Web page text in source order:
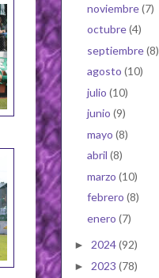
noviembre(7)
octubre(4)
septiembre(8)
agosto (10)
julio (10)
junio (9)
mayo (8)
abril (8)
marzo (10)
febrero (8)
enero (7)
► 2024(92)
► 2023 (78)